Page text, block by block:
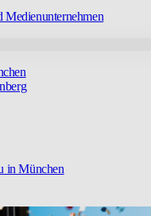
Medienunternehmen
in München